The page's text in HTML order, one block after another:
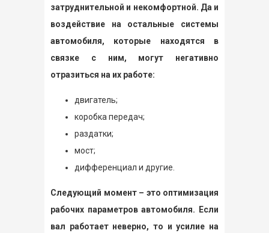
затруднительной и некомфортной. Да и
воздействие на остальные системы
автомобиля, которые находятся в
связке с ним, могут негативно
отразиться на их работе:
двигатель;
коробка передач;
раздатки;
мост;
дифференциал и другие.
Следующий момент – это оптимизация
рабочих параметров автомобиля. Если
вал работает неверно, то и усилие на